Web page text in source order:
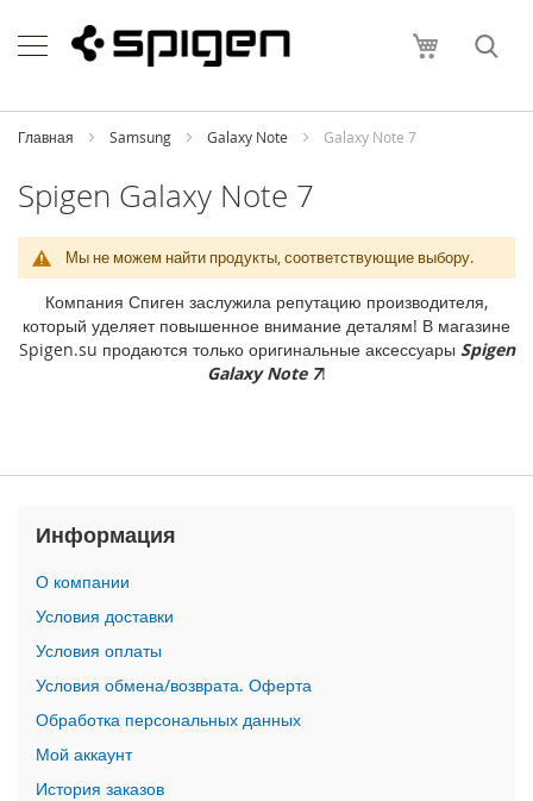
to
Content
Моя
h
o
i
P
h
e
1
M
P
h
o
n
e
1
7
P
r
o
Главная Samsung Galaxy Note Galaxy Note 7
Spigen Galaxy Note 7
Мы не можем найти продукты, соответствующие выбору.
Компания Спиген заслужила репутацию производителя,
который уделяет повышенное внимание деталям! В магазине
Spigen.su продаются только оригинальные аксессуары Spigen
Galaxy Note 7!
Информация
О компании
Условия доставки
Условия оплаты
Условия обмена/возврата. Оферта
Обработка персональных данных
Мой аккаунт
История заказов